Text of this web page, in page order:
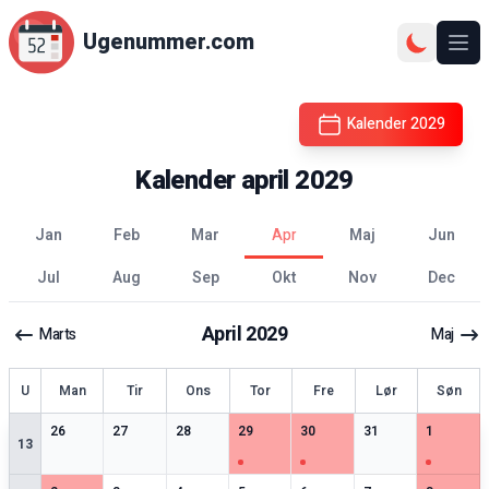
Ugenummer.com
Kalender2029
Kalenderapril 2029
jan feb mar apr maj
jun
jul
aug sep okt nov dec
Marts April2029 Maj
Uge Man Tir Ons Tor Fre Lør Søn
13
26
0særlige datoer
27
0særlige datoer
28
0særlige datoer
29
1særlige datoer
30
1særlige datoer
31
0særlige datoer
11